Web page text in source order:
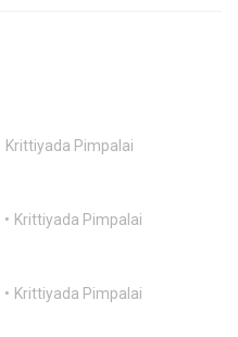
Krittiyada Pimpalai
Krittiyada Pimpalai
Krittiyada Pimpalai